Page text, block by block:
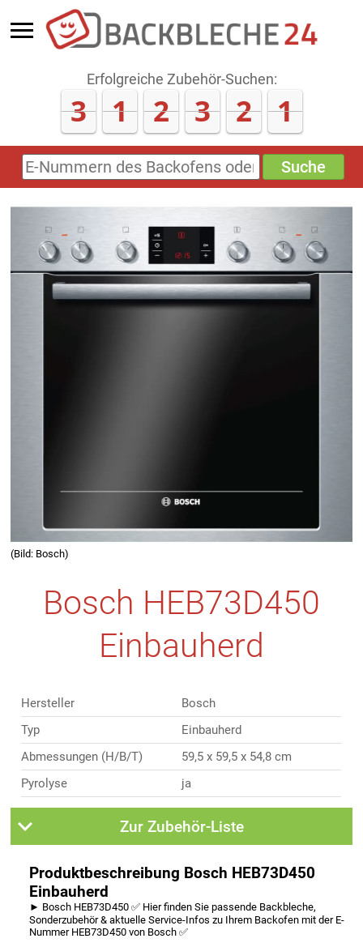
Erfolgreiche Zubehör-Suchen:
3 1 2 3 2 1
E-
Nummern
Zubehörs
(keine
Sonderzeichen)
Suche
(Bild: Bosch)
Bosch HEB73D450
Einbauherd
Hersteller
Bosch
Typ
Einbauherd
Abmessungen (H/B/T)
59,5 x 59,5 x 54,8 cm
Pyrolyse
ja
Zur Zubehör-Liste
Produktbeschreibung Bosch HEB73D450
Einbauherd
► Bosch HEB73D450 ✅ Hier finden Sie passende Backbleche,
Sonderzubehör & aktuelle Service-Infos zu Ihrem Backofen mit der E-
Nummer HEB73D450 von Bosch ✅